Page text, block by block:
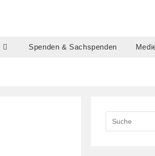
Spenden & Sachspenden
this